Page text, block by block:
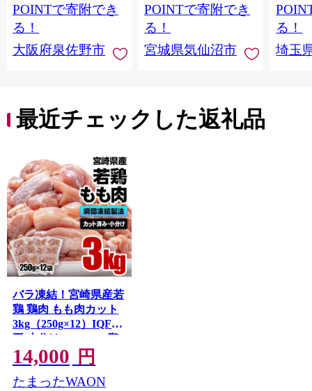
POINTで寄附でき
る！
大阪府泉佐野市
ウトドア バーベキュ
ー 厚切り タン
POINTで寄附でき
る！
宮城県気仙沼市
き肉
ず 惣
まみ
んのお
る！
埼玉
最近チェックした返礼品
バラ凍結！宮崎県産若
鶏 鶏肉 もも肉カット
3kg（250g×12）IQF加
工 小分け＜60-1a＞鶏
もも身 鶏モモ肉
14,000 円
たまったWAON